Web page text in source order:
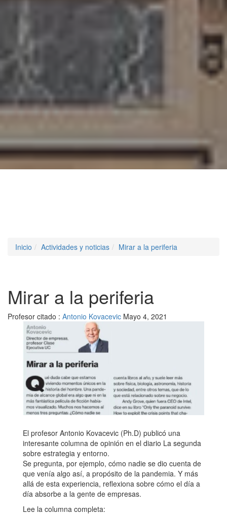
Inicio Actividades y noticias Mirar a la periferia
Mirar a la periferia
Profesor citado : Antonio Kovacevic Mayo 4, 2021
El profesor Antonio Kovacevic (Ph.D) publicó una
interesante columna de opinión en el diario La segunda
sobre estrategia y entorno.
Se pregunta, por ejemplo, cómo nadie se dio cuenta de
que venía algo así, a propósito de la pandemia. Y más
allá de esta experiencia, reflexiona sobre cómo el día a
día absorbe a la gente de empresas.
Lee la columna completa: